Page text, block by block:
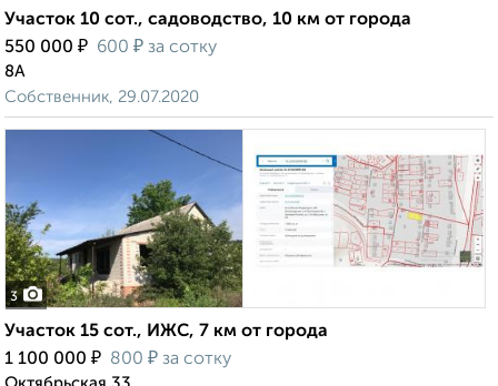
Участок 10 сот., садоводство, 10 км от города
550 000 ₽ 600 ₽ за сотку
8А
Собственник, 29.07.2020
3
Участок 15 сот., ИЖС, 7 км от города
1 100 000 ₽ 800 ₽ за сотку